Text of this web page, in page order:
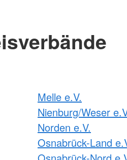
Melle e.V.
Nienburg/Weser
Norden e.V.
Osnabrück-Land